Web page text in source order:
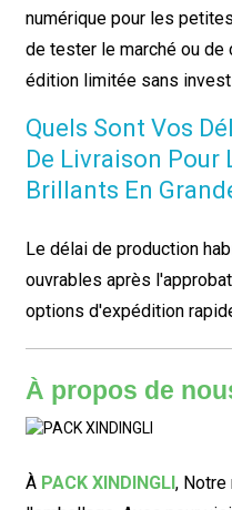
numérique pour les
de tester le marché ou
édition limitée sans
Quels Sont Vos
De Livraison Pour
Brillants En
Le délai de production
ouvrables après
options d'expédition
À propos de
À PACK XINDINGLI,